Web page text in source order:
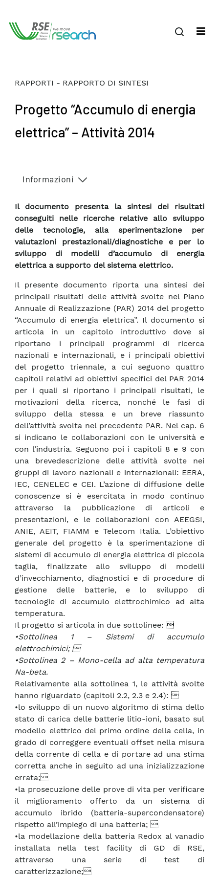
RAPPORTI - RAPPORTO DI SINTESI
Progetto “Accumulo di energia
elettrica” – Attività 2014
Informazioni
Il documento presenta la sintesi dei risultati
conseguiti nelle ricerche relative allo sviluppo
delle tecnologie, alla sperimentazione per
valutazioni prestazionali/diagnostiche e per lo
sviluppo di modelli d’accumulo di energia
elettrica a supporto del sistema elettrico.
Il presente documento riporta una sintesi dei
principali risultati delle attività svolte nel Piano
Annuale di Realizzazione (PAR) 2014 del progetto
“Accumulo di energia elettrica”. Il documento si
articola in un capitolo introduttivo dove si
riportano i principali programmi di ricerca
nazionali e internazionali, e i principali obiettivi
del progetto triennale, a cui seguono quattro
capitoli relativi ad obiettivi specifici del PAR 2014
per i quali si riportano i principali risultati, le
motivazioni della ricerca, nonché le fasi di
sviluppo della stessa e un breve riassunto
dell’attività svolta nel precedente PAR. Nel cap. 6
si indicano le collaborazioni con le università e
con l’industria. Seguono poi i capitoli 8 e 9 con
una brevedescrizione delle attività svolte nei
gruppi di lavoro nazionali e internazionali: EERA,
IEC, CENELEC e CEI. L’azione di diffusione delle
conoscenze si è esercitata in modo continuo
attraverso la pubblicazione di articoli e
presentazioni, e le collaborazioni con AEEGSI,
ANIE, AEIT, FIAMM e Telecom Italia. L’obiettivo
generale del progetto è la sperimentazione di
sistemi di accumulo di energia elettrica di piccola
taglia, finalizzate allo sviluppo di modelli
d’invecchiamento, diagnostici e di procedure di
gestione delle batterie, e lo sviluppo di
tecnologie di accumulo elettrochimico ad alta
temperatura.
Il progetto si articola in due sottolinee: 
•Sottolinea 1 – Sistemi di accumulo
elettrochimici; 
•Sottolinea 2 – Mono-cella ad alta temperatura
Na-beta.
Relativamente alla sottolinea 1, le attività svolte
hanno riguardato (capitoli 2.2, 2.3 e 2.4): 
•lo sviluppo di un nuovo algoritmo di stima dello
stato di carica delle batterie litio-ioni, basato sul
modello elettrico del primo ordine della cella, in
grado di correggere eventuali offset nella misura
della corrente di cella e di portare ad una stima
corretta anche in seguito ad una inizializzazione
errata;
•la prosecuzione delle prove di vita per verificare
il miglioramento offerto da un sistema di
accumulo ibrido (batteria-supercondensatore)
rispetto all’impiego di una batteria; 
•la modellazione della batteria Redox al vanadio
installata nella test facility di GD di RSE,
attraverso una serie di test di
caratterizzazione;